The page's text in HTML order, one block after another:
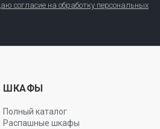
согласие на обработку персональных
ШКАФЫ
Полный каталог
Распашные шкафы